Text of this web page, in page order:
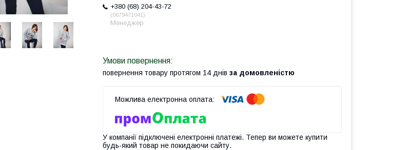
+380 (68) 204-43-72
0679471041
Менеджер
повернення товару протягом 14 днів за домовленістю
У компанії підключені електронні платежі. Тепер ви можете купити
будь-який товар не покидаючи сайту.